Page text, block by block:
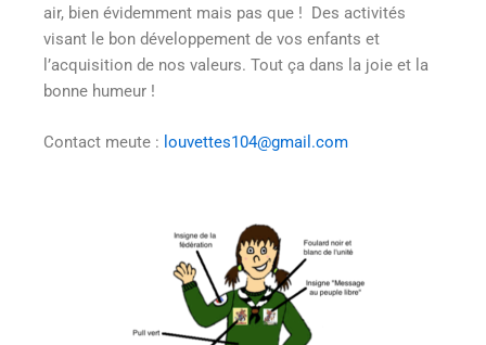
air, bien évidemment mais pas que ! Des activités
visant le bon développement de vos enfants et
l’acquisition de nos valeurs. Tout ça dans la joie et la
bonne humeur !
Contact meute : louvettes104@gmail.com